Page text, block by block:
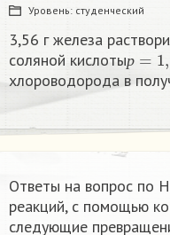
Уровень: студенческий
3,56 г железа
соляной кислоты р
р=1,
хлороводорода в
Ответы на вопрос по
реакций, с помощью
следующие